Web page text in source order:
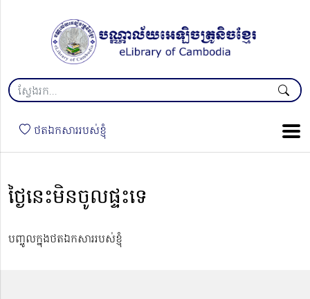
ថតឯកសាររបស់ខ្ញុំ
ថ្ងៃនេះមិនចូលផ្ទះទេ
បញ្ចូលក្នុងថតឯកសាររបស់ខ្ញុំ